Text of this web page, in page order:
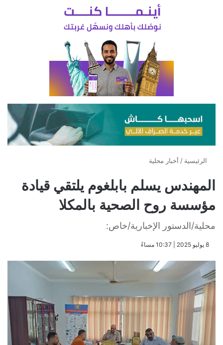
الرئيسية / أخبار محلية
المهندس يسلم بابلغوم يلتقي قيادة
مؤسسة روح الصحية بالمكلا
محلية/الدستور الإخبارية/خاص:
​8 يوليو 2025 | 10:37 مساءً